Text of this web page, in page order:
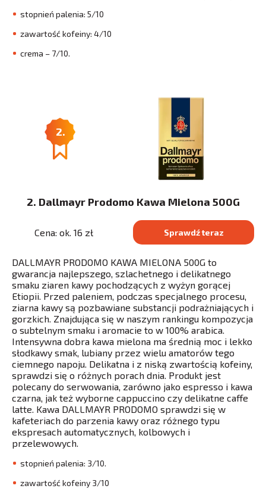
stopnień palenia: 5/10
zawartość kofeiny: 4/10
crema – 7/10.
2.
2. Dallmayr Prodomo Kawa Mielona 500G
Cena: ok. 16 zł Sprawdź teraz
DALLMAYR PRODOMO KAWA MIELONA 500G to
gwarancja najlepszego, szlachetnego i delikatnego
smaku ziaren kawy pochodzących z wyżyn gorącej
Etiopii. Przed paleniem, podczas specjalnego procesu,
ziarna kawy są pozbawiane substancji podrażniających i
gorzkich. Znajdująca się w naszym rankingu kompozycja
o subtelnym smaku i aromacie to w 100% arabica.
Intensywna dobra kawa mielona ma średnią moc i lekko
słodkawy smak, lubiany przez wielu amatorów tego
ciemnego napoju. Delikatna i z niską zwartością kofeiny,
sprawdzi się o różnych porach dnia. Produkt jest
polecany do serwowania, zarówno jako espresso i kawa
czarna, jak też wyborne cappuccino czy delikatne caffe
latte. Kawa DALLMAYR PRODOMO sprawdzi się w
kafeteriach do parzenia kawy oraz różnego typu
ekspresach automatycznych, kolbowych i
przelewowych.
stopnień palenia: 3/10.
zawartość kofeiny 3/10